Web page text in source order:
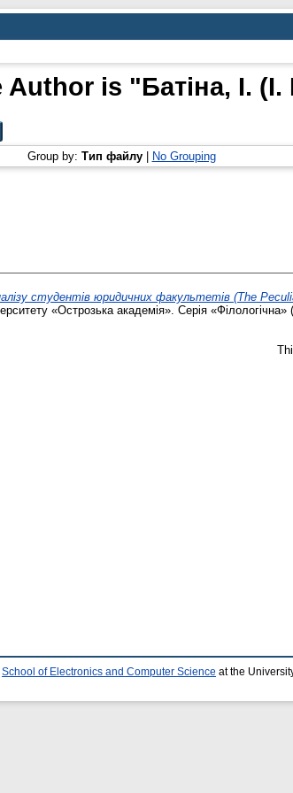
Author is "Батіна, І.
Group by: Тип файлу| No Grouping
студентів юридичних факультетів (The
«Острозька академія». Серія
School of Electronics and Computer Science at the